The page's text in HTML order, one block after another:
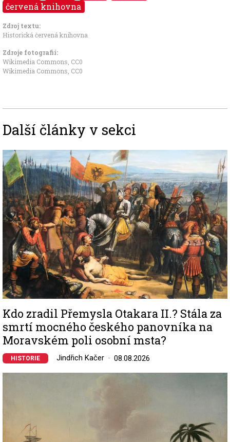
červená knihovna
Zdroj textu:
Historická červená knihovna
Zdroje fotografii:
Wikimedia Commons CC0
Wikimedia Commons CC0
Další články v sekci
Image
Kdo zradil Přemysla Otakara II.? Stála za
smrtí mocného českého panovníka na
Moravském poli osobní msta?
HISTORIE Jindřich Kačer 08.08.2026